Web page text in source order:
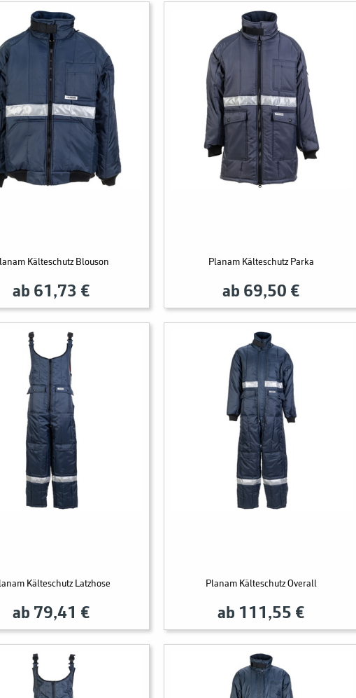
Kälteschutz Blouson
ab 61,73 €
Planam Kälteschutz Parka
ab 69,50 €
Kälteschutz Latzhose
ab 79,41 €
Planam Kälteschutz Overall
ab 111,55 €